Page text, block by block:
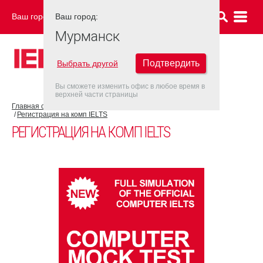
Ваш город: МУРМАНСК
Главная страница
Регистрация на комп IELTS
РЕГИСТРАЦИЯ НА КОМП IELTS
Ваш город:
Мурманск
Выбрать другой Подтвердить
Вы сможете изменить офис в любое время в
верхней части страницы